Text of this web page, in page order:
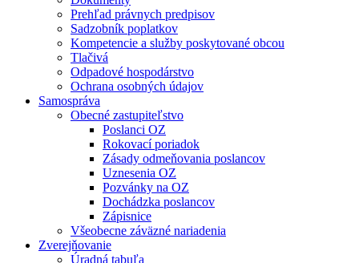
Prehľad právnych predpisov
Sadzobník poplatkov
Kompetencie a služby poskytované obcou
Tlačivá
Odpadové hospodárstvo
Ochrana osobných údajov
Samospráva
Obecné zastupiteľstvo
Poslanci OZ
Rokovací poriadok
Zásady odmeňovania poslancov
Uznesenia OZ
Pozvánky na OZ
Dochádzka poslancov
Zápisnice
Všeobecne záväzné nariadenia
Zverejňovanie
Úradná tabuľa